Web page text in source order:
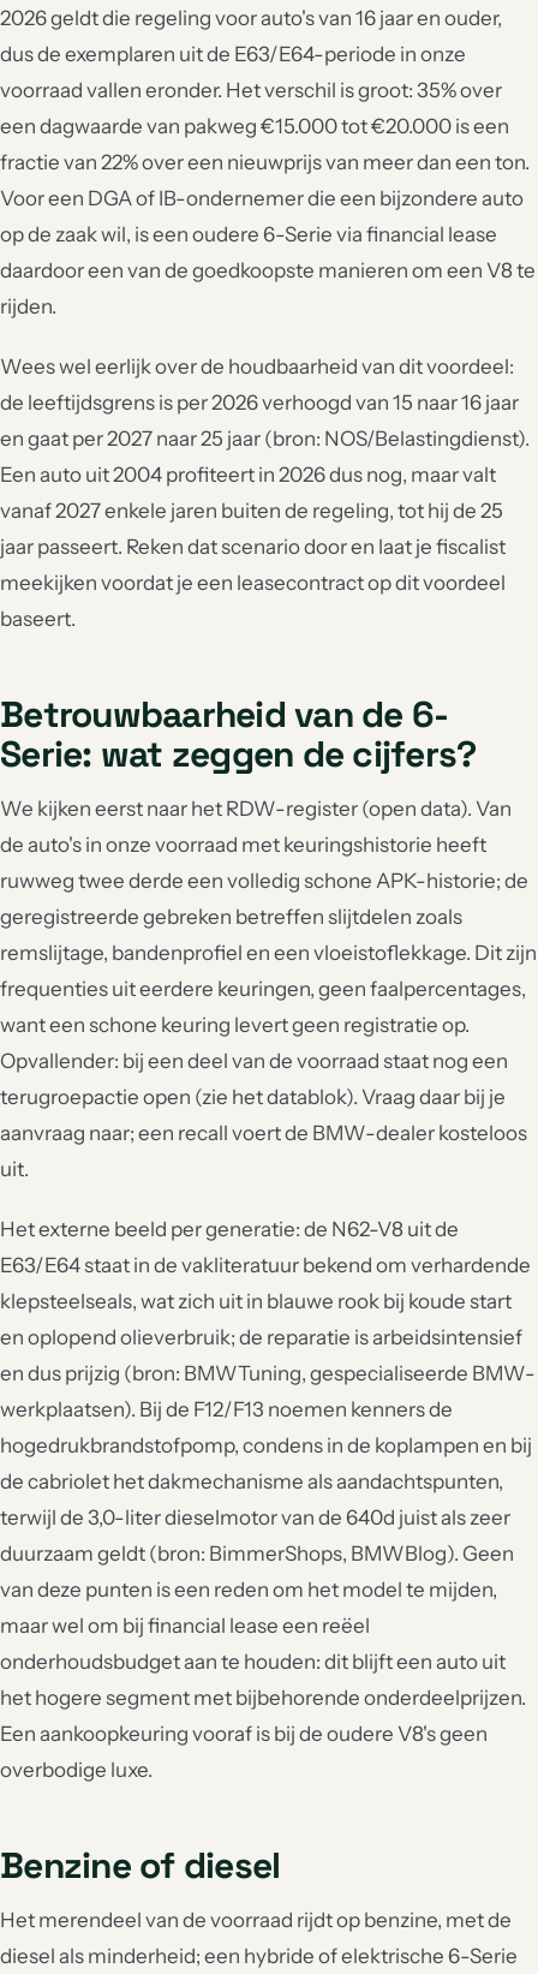
2026 geldt die regeling voor auto's van 16 jaar en ouder,
dus de exemplaren uit de E63/E64-periode in onze
voorraad vallen eronder. Het verschil is groot: 35% over
een dagwaarde van pakweg €15.000 tot €20.000 is een
fractie van 22% over een nieuwprijs van meer dan een ton.
Voor een DGA of IB-ondernemer die een bijzondere auto
op de zaak wil, is een oudere 6-Serie via financial lease
daardoor een van de goedkoopste manieren om een V8 te
rijden.
Wees wel eerlijk over de houdbaarheid van dit voordeel:
de leeftijdsgrens is per 2026 verhoogd van 15 naar 16 jaar
en gaat per 2027 naar 25 jaar (bron: NOS/Belastingdienst).
Een auto uit 2004 profiteert in 2026 dus nog, maar valt
vanaf 2027 enkele jaren buiten de regeling, tot hij de 25
jaar passeert. Reken dat scenario door en laat je fiscalist
meekijken voordat je een leasecontract op dit voordeel
baseert.
Betrouwbaarheid van de 6-
Serie: wat zeggen de cijfers?
We kijken eerst naar het RDW-register (open data). Van
de auto's in onze voorraad met keuringshistorie heeft
ruwweg twee derde een volledig schone APK-historie; de
geregistreerde gebreken betreffen slijtdelen zoals
remslijtage, bandenprofiel en een vloeistoflekkage. Dit zijn
frequenties uit eerdere keuringen, geen faalpercentages,
want een schone keuring levert geen registratie op.
Opvallender: bij een deel van de voorraad staat nog een
terugroepactie open (zie het datablok). Vraag daar bij je
aanvraag naar; een recall voert de BMW-dealer kosteloos
uit.
Het externe beeld per generatie: de N62-V8 uit de
E63/E64 staat in de vakliteratuur bekend om verhardende
klepsteelseals, wat zich uit in blauwe rook bij koude start
en oplopend olieverbruik; de reparatie is arbeidsintensief
en dus prijzig (bron: BMWTuning, gespecialiseerde BMW-
werkplaatsen). Bij de F12/F13 noemen kenners de
hogedrukbrandstofpomp, condens in de koplampen en bij
de cabriolet het dakmechanisme als aandachtspunten,
terwijl de 3,0-liter dieselmotor van de 640d juist als zeer
duurzaam geldt (bron: BimmerShops, BMWBlog). Geen
van deze punten is een reden om het model te mijden,
maar wel om bij financial lease een reëel
onderhoudsbudget aan te houden: dit blijft een auto uit
het hogere segment met bijbehorende onderdeelprijzen.
Een aankoopkeuring vooraf is bij de oudere V8's geen
overbodige luxe.
Benzine of diesel
Het merendeel van de voorraad rijdt op benzine, met de
diesel als minderheid; een hybride of elektrische 6-Serie